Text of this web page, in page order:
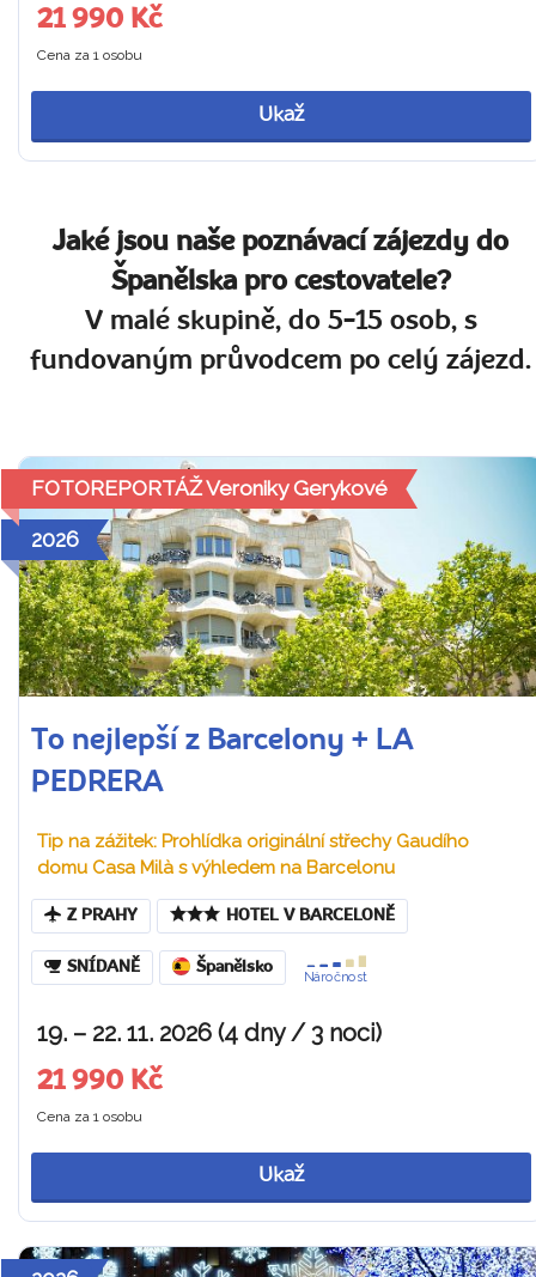
21 990 Kč
Cena za 1 osobu
Ukaž
Jaké jsou naše poznávací zájezdy do
Španělska pro cestovatele?
V malé skupině, do 5-15 osob, s
fundovaným průvodcem po celý zájezd.
FOTOREPORTÁŽ Veroniky Gerykové
2026
To nejlepší z Barcelony + LA
PEDRERA
Tip na zážitek: Prohlídka originální střechy Gaudího
domu Casa Milà s výhledem na Barcelonu
Z PRAHY HOTEL V BARCELONĚ
SNÍDANĚ Španělsko
Náročnost
19. – 22. 11. 2026 (4 dny / 3 noci)
21 990 Kč
Cena za 1 osobu
Ukaž